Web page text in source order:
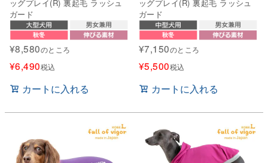
ッグプレイ(R) 裏起毛 ラッシュ
ガード
¥8,580のところ
¥6,490税込
カートに入れる
ッグプレイ(R) 裏起毛 ラッシュ
ガード
¥7,150のところ
¥5,500税込
カートに入れる